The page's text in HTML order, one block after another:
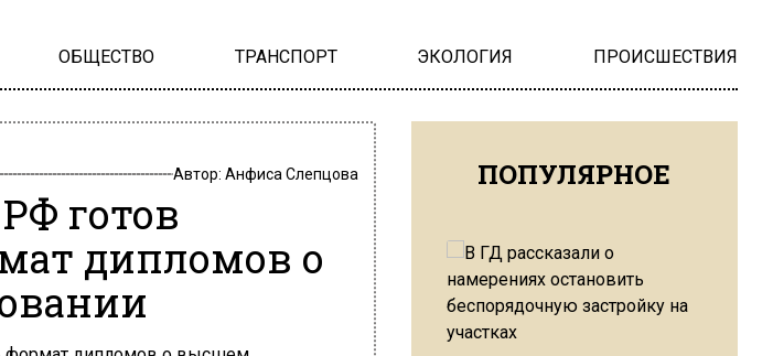
ОБЩЕСТВО ТРАНСПОРТ ЭКОЛОГИЯ ПРОИСШЕСТВИЯ
Автор: Анфиса Слепцова
готов
дипломов о
ПОПУЛЯРНОЕ